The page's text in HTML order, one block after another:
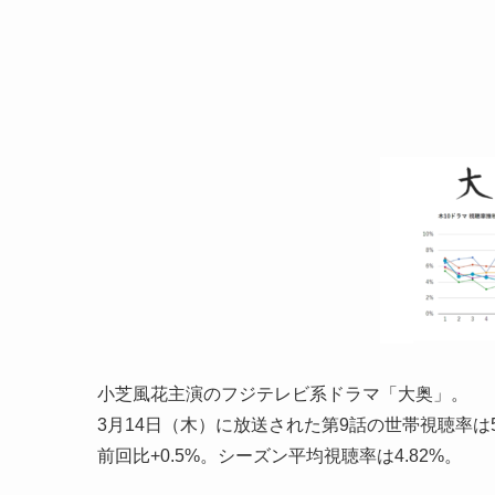
小芝風花主演のフジテレビ系ドラマ「大奥」。
3月14日（木）に放送された第9話の世帯視聴率は
前回比+0.5%。シーズン平均視聴率は4.82%。